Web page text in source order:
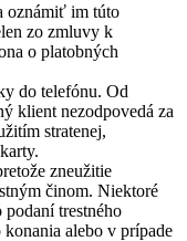
oznámiť im túto
zo zmluvy k
o platobných
do telefónu. Od
klient nezodpovedá za
stratenej,
zneužitie
činom. Niektoré
trestného
alebo v prípade